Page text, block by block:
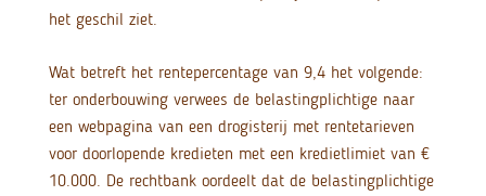
het geschil ziet.
Wat betreft het rentepercentage van 9,4 het volgende:
ter onderbouwing verwees de belastingplichtige naar
een webpagina van een drogisterij met rentetarieven
voor doorlopende kredieten met een kredietlimiet van €
10.000. De rechtbank oordeelt dat de belastingplichtige